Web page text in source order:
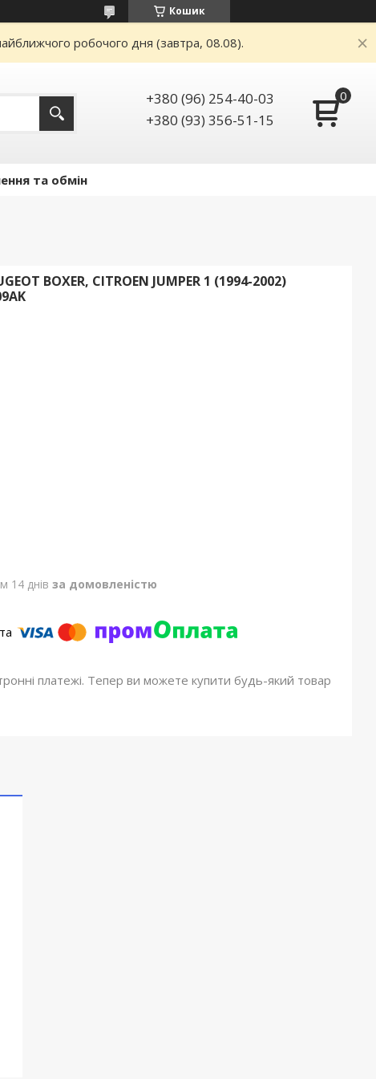
Кошик
робочого дня (завтра, 08.08).
+380 (96) 254-40-03
+380 (93) 356-51-15
та обмін
BOXER, CITROEN JUMPER 1 (1994-2002)
14 днів за домовленістю
платежі. Тепер ви можете купити будь-який товар